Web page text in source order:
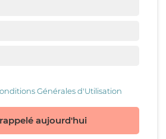
Générales d'Utilisation
aujourd'hui